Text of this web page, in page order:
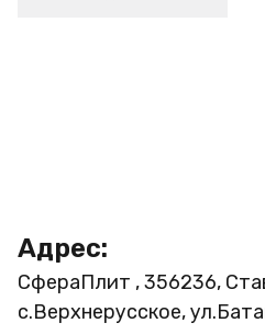
Адрес:
СфераПлит , 356236,
с.Верхнерусское,